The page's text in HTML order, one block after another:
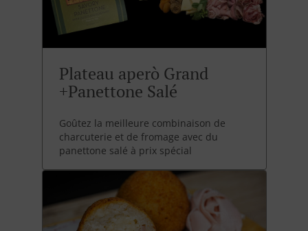
Plateau aperò Grand
+Panettone Salé
Goûtez la meilleure combinaison de
charcuterie et de fromage avec du
panettone salé à prix spécial